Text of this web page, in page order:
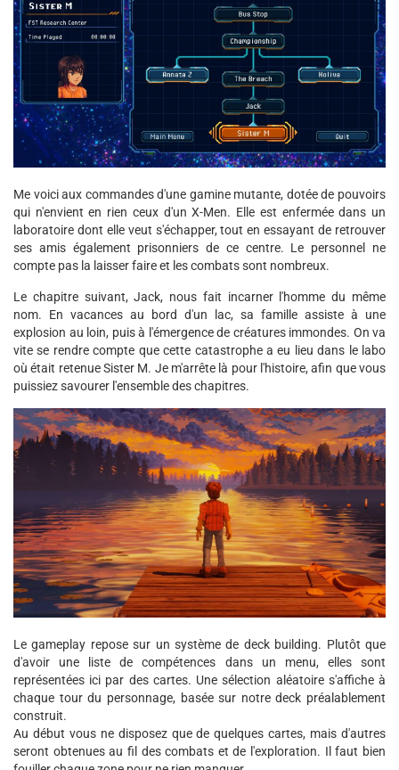
Me voici aux commandes d'une gamine mutante, dotée de pouvoirs
qui n'envient en rien ceux d'un X-Men. Elle est enfermée dans un
laboratoire dont elle veut s'échapper, tout en essayant de retrouver
ses amis également prisonniers de ce centre. Le personnel ne
compte pas la laisser faire et les combats sont nombreux.
Le chapitre suivant, Jack, nous fait incarner l'homme du même
nom. En vacances au bord d'un lac, sa famille assiste à une
explosion au loin, puis à l'émergence de créatures immondes. On va
vite se rendre compte que cette catastrophe a eu lieu dans le labo
où était retenue Sister M. Je m'arrête là pour l'histoire, afin que vous
puissiez savourer l'ensemble des chapitres.
Le gameplay repose sur un système de deck building. Plutôt que
d'avoir une liste de compétences dans un menu, elles sont
représentées ici par des cartes. Une sélection aléatoire s'affiche à
chaque tour du personnage, basée sur notre deck préalablement
construit.
Au début vous ne disposez que de quelques cartes, mais d'autres
seront obtenues au fil des combats et de l'exploration. Il faut bien